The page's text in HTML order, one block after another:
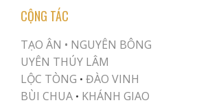
CỘNG TÁC
TẠO ÂN • NGUYÊN BÔNG
UYÊN THÚY LÂM
LỘC TÒNG • ĐÀO VINH
BÙI CHUA • KHÁNH GIAO